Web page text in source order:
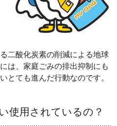
二酸化炭素の削減による地球
は、家庭ごみの排出抑制にも
とても進んだ行動なのです。
使用されているの？